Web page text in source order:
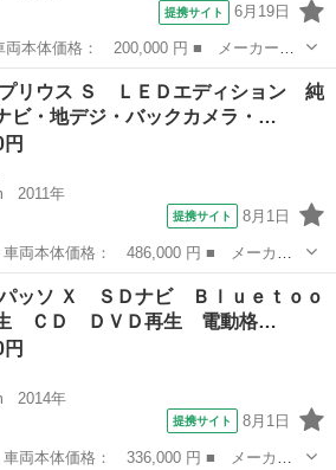
提携サイト 6月19日
ポルテ ■ グレード名： １３０ｉ Ｈ
ナー 電動スライドドア ＨＩＤ キー
プリウス Ｓ ＬＥＤエディション 純
ビ・地デジ・バックカメラ・…
2011年
提携サイト 8月1日
プリウス ■ グレード名： Ｓ ＬＥＤ
・地デジ・バックカメラ・Ｂｌｕｅｔｏ
ス
パッソ Ｘ ＳＤナビ Ｂｌｕｅｔｏｏ
生 ＣＤ ＤＶＤ再生 電動格…
2014年
提携サイト 8月1日